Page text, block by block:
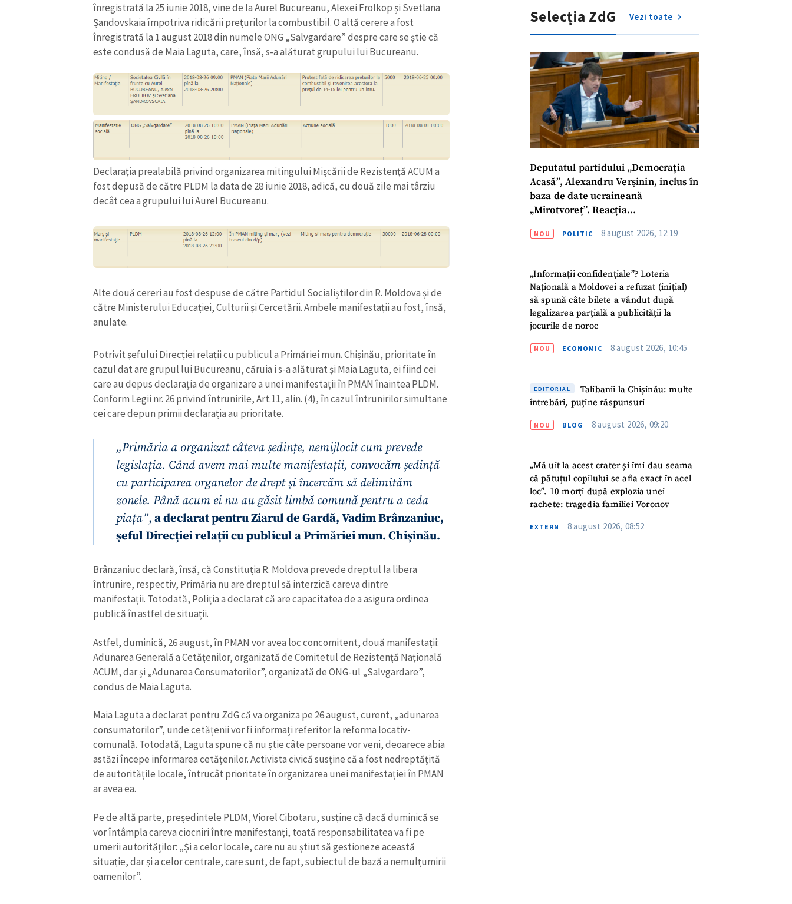
înregistrată la 25 iunie 2018, vine de la Aurel Bucureanu, Alexei Frolkop și Svetlana
Șandovskaia împotriva ridicării prețurilor la combustibil. O altă cerere a fost
înregistrată la 1 august 2018 din numele ONG „Salvgardare” despre care se știe că
este condusă de Maia Laguta, care, însă, s-a alăturat grupului lui Bucureanu.
Declarația prealabilă privind organizarea mitingului Mișcării de Rezistență ACUM a
fost depusă de către PLDM la data de 28 iunie 2018, adică, cu două zile mai târziu
decât cea a grupului lui Aurel Bucureanu.
Alte două cereri au fost despuse de către Partidul Socialiștilor din R. Moldova și de
către Ministerului Educației, Culturii și Cercetării. Ambele manifestații au fost, însă,
anulate.
Potrivit șefului Direcției relații cu publicul a Primăriei mun. Chișinău, prioritate în
cazul dat are grupul lui Bucureanu, căruia i s-a alăturat și Maia Laguta, ei fiind cei
care au depus declarația de organizare a unei manifestații în PMAN înaintea PLDM.
Conform Legii nr. 26 privind întrunirile, Art.11, alin. (4), în cazul întrunirilor simultane
cei care depun primii declarația au prioritate.
„Primăria a organizat câteva ședințe, nemijlocit cum prevede
legislația. Când avem mai multe manifestații, convocăm ședință
cu participarea organelor de drept și încercăm să delimităm
zonele. Până acum ei nu au găsit limbă comună pentru a ceda
piața”,a declarat pentru Ziarul de Gardă, Vadim Brânzaniuc,
șeful Direcției relații cu publicul a Primăriei mun. Chișinău.
Brânzaniuc declară, însă, că Constituția R. Moldova prevede dreptul la libera
întrunire, respectiv, Primăria nu are dreptul să interzică careva dintre
manifestații. Totodată, Poliția a declarat că are capacitatea de a asigura ordinea
publică în astfel de situații.
Astfel, duminică, 26 august, în PMAN vor avea loc concomitent, două manifestații:
Adunarea Generală a Cetățenilor, organizată de Comitetul de Rezistență Națională
ACUM, dar și „Adunarea Consumatorilor”, organizată de ONG-ul „Salvgardare”,
condus de Maia Laguta.
Maia Laguta a declarat pentru ZdG că va organiza pe 26 august, curent, „adunarea
consumatorilor”, unde cetățenii vor fi informați referitor la reforma locativ-
comunală. Totodată, Laguta spune că nu știe câte persoane vor veni, deoarece abia
astăzi începe informarea cetățenilor. Activista civică susține că a fost nedreptățită
de autoritățile locale, întrucât prioritate în organizarea unei manifestației în PMAN
ar avea ea.
Pe de altă parte, președintele PLDM, Viorel Cibotaru, susține că dacă duminică se
vor întâmpla careva ciocniri între manifestanți, toată responsabilitatea va fi pe
umerii autorităților: „Și a celor locale, care nu au știut să gestioneze această
situație, dar și a celor centrale, care sunt, de fapt, subiectul de bază a nemulțumirii
oamenilor”.
Selecția ZdG Vezi toate
Deputatul partidului „Democrația
Acasă”, Alexandru Verșinin, inclus în
baza de date ucraineană
„Mirotvoreț”. Reacția
NOU POLITIC 8 august 2026, 12:19
„Informații confidențiale”? Loteria
Națională a Moldovei a refuzat (inițial)
să spună câte bilete a vândut după
legalizarea parțială a publicității la
jocurile de noroc
NOU ECONOMIC 8 august 2026, 10:45
EDITORIAL
Talibanii la Chișinău: multe
întrebări, puține răspunsuri
NOU BLOG 8 august 2026, 09:20
„Mă uit la acest crater și îmi dau seama
că pătuțul copilului se afla exact în acel
loc”. 10 morți după explozia unei
rachete: tragedia familiei Voronov
EXTERN 8 august 2026, 08:52
ȘTIREA MEA
Fotografie + Încarcă imagine
Link media + Link media
Mesajul știrei + Mesajul știrei
+ Numele meu
TRIMITE ȘTIREA